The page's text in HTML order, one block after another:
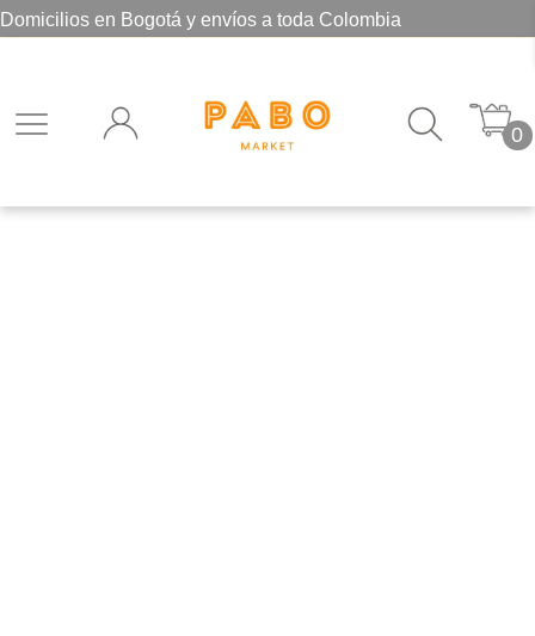
Domicilios en Bogotá y envíos a toda Colombia
0